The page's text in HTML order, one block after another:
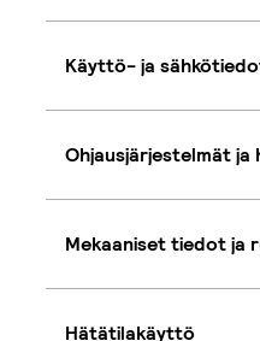
Käyttö- ja
Ohjausjärjestelmät ja
Mekaaniset tiedot ja
Hätätilakäyttö